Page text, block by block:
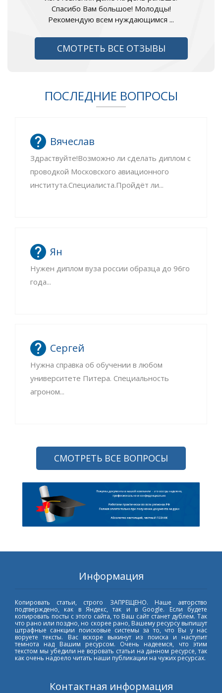
Спасибо Вам большое! Молодцы!
Рекомендую всем нуждающимся ...
СМОТРЕТЬ ВСЕ ОТЗЫВЫ
ПОСЛЕДНИЕ ВОПРОСЫ
Вячеслав
Здраствуйте!Возможно ли сделать диплом с
проводкой Московского авиационного
института.Специалиста.Пройдёт ли...
Ян
Нужен диплом вуза россии образца до 96го
года...
Сергей
Нужна справка об обучении в любом
университете Питера. Специальность
агроном...
СМОТРЕТЬ ВСЕ ВОПРОСЫ
Информация
Копировать статьи, строго ЗАПРЕЩЕНО. Наше авторство
подтверждено, как в Яндекс, так и в Google. Если будете
копировать посты с этого сайта, то Ваш сайт станет дублем. Так
что рано или поздно, но скорее рано, Вашему ресурсу выпишут
штрафные санкции поисковые системы за то, что Вы у нас
воруете тексты. Вас вскоре выкинут из поиска и наступит
темнота над Вашим ресурсом. Очень надеемся, что этим
текстом мы убедили не воровать статьи на данном ресурсе, так
как очень надоело читать наши публикации на чужих ресурсах.
Контактная информация